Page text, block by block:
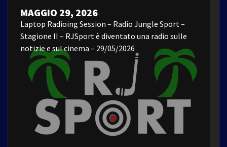
MAGGIO 29, 2026
Laptop Radioing Session – Radio Jungle Sport –
Stagione II – RJSport è diventato una radio sulle
notizie e sul cinema – 29/05/2026